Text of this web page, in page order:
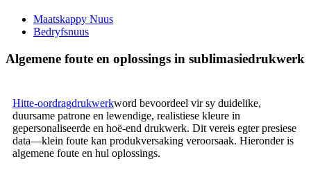
Maatskappy Nuus
Bedryfsnuus
Algemene foute en oplossings in sublimasiedrukwerk
Hitte-oordragdrukwerkword bevoordeel vir sy duidelike,
duursame patrone en lewendige, realistiese kleure in
gepersonaliseerde en hoë-end drukwerk. Dit vereis egter presiese
data—klein foute kan produkversaking veroorsaak. Hieronder is
algemene foute en hul oplossings.